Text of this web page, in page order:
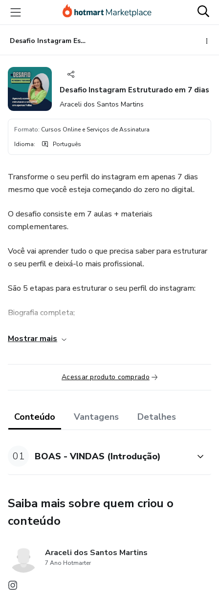
para
conteúdo
principal
para
pagamento
para
rodapé
Desafio Instagram Estruturado em 7 dias
Desafio Instagram Estruturado em 7 dias
Araceli dos Santos Martins
Formato: Cursos Online e Serviços de Assinatura
Idioma: Português
Transforme o seu perfil do instagram em apenas 7 dias
mesmo que você esteja começando do zero no digital.
O desafio consiste em 7 aulas + materiais
complementares.
Você vai aprender tudo o que precisa saber para estruturar
o seu perfil e deixá-lo mais profissional.
São 5 etapas para estruturar o seu perfil do instagram:
Biografia completa;
Destaques;
Identidade Visual;
Posicionamento nas redes sociais.
Mostrar mais
Acessar produto comprado
Conteúdo Vantagens Detalhes
01 BOAS - VINDAS (Introdução)
Saiba mais sobre quem criou o
conteúdo
Araceli dos Santos Martins
7 Ano Hotmarter